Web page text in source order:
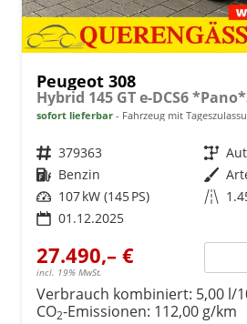
Peugeot 308
sofort lieferbar Fahrzeug mit
Fahrzeugnr. 379363 Getriebe
Kraftstoff Benzin Außenfarbe
Leistung 107 kW (145 PS) Kilometerstand
01.12.2025
27.490,– €
incl. 19% MwSt.
Verbrauch kombiniert: 5,00 l/
CO2-Emissionen: 112,00 g/km